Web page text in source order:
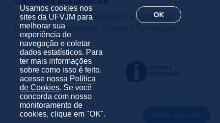
Usamos cookies nos
sites da UFVJM para
melhorar sua
experiência de
navegação e coletar
dados estatísticos. Para
ter mais informações
sobre como isso é feito,
acesse nossa Política
de Cookies. Se você
concorda com nosso
monitoramento de
cookies, clique em "OK".
OK
Instituto de Ciência, Engenharia e Tecnologia
Instituto de Engenharia, Ciência e Tecnologia